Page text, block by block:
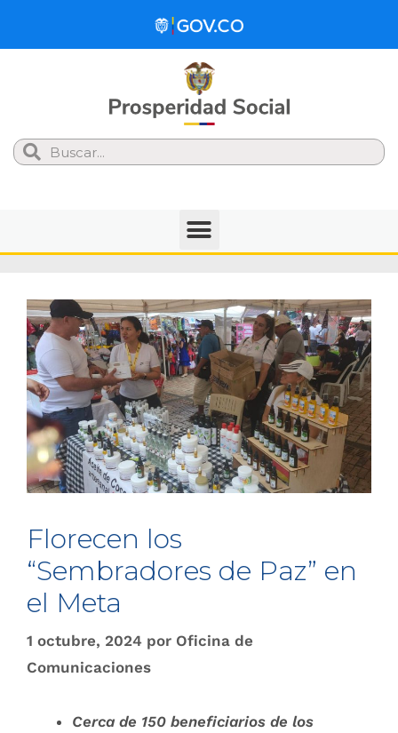
Search
Florecen los
“Sembradores de Paz” en
el Meta
1 octubre, 2024 por Oficina de
Comunicaciones
Cerca de 150 beneficiarios de los